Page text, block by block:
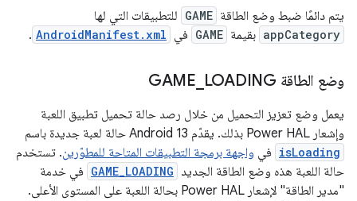
يتم دائمًا ضبط وضع الطاقة GAME للتطبيقات التي لها
appCategory بقيمة GAME في AndroidManifest.xml
.
وضع الطاقة GAME LOADING
يعمل وضع تعزيز التحميل من خلال رصد حالة تحميل تطبيق اللعبة
وإشعار Power HAL بذلك. يقدّم Android 13 حالة لعبة جديدة باسم
isLoading في واجهة برمجة التطبيقات المتاحة للمطوّرين. تستخدم
حالة اللعبة هذه وضع الطاقة الجديد GAME_LOADING في خدمة
"مدير الطاقة" لإشعار Power HAL بحالة اللعبة على المستوى الأعلى.